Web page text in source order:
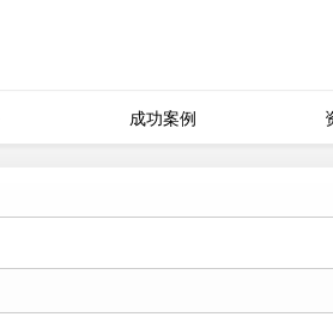
成功案例